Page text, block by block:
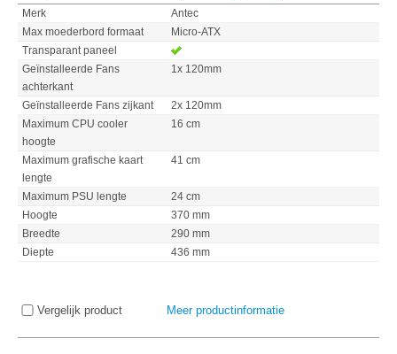
Merk
Antec
Max moederbord formaat
Micro-ATX
Transparant paneel
Geïnstalleerde Fans
achterkant
1x 120mm
Geïnstalleerde Fans zijkant
2x 120mm
Maximum CPU cooler
hoogte
16 cm
Maximum grafische kaart
lengte
41 cm
Maximum PSU lengte
24 cm
Hoogte
370 mm
Breedte
290 mm
Diepte
436 mm
Vergelijk product Meer productinformatie